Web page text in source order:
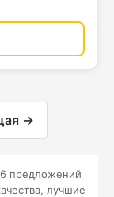
→
предложений
лучшие